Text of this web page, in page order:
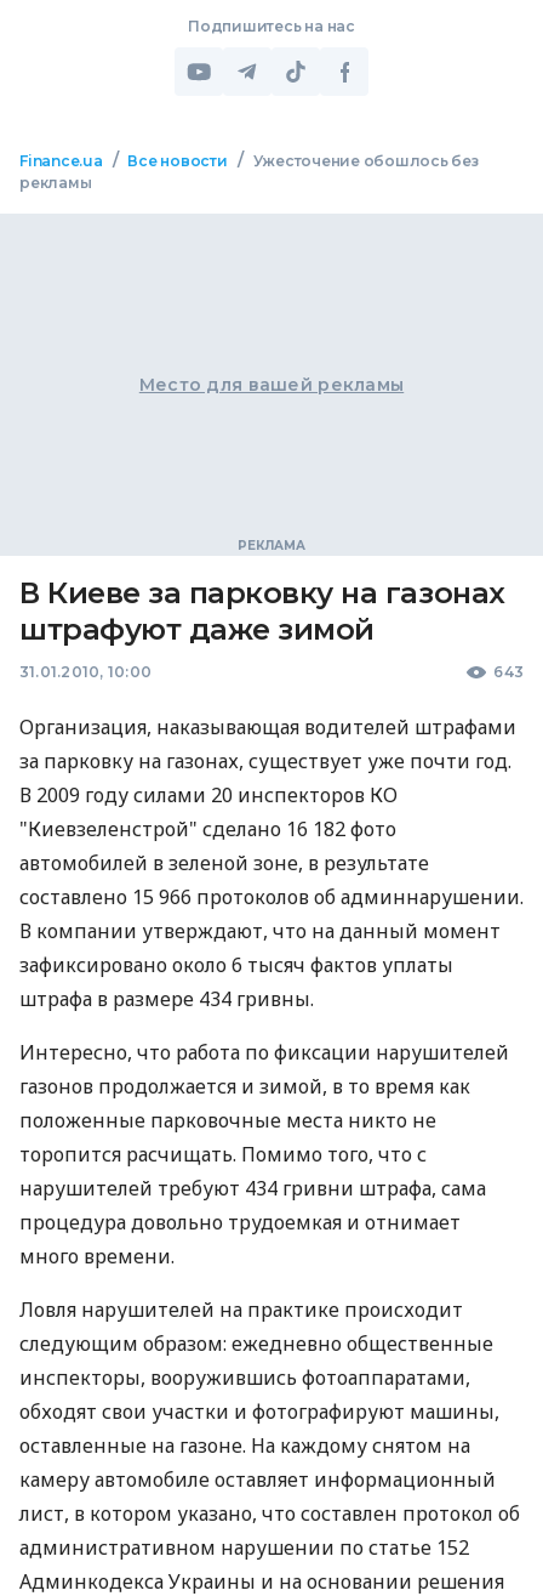
Подпишитесь на нас
Finance.ua / Все новости / Ужесточение обошлось без
рекламы
Место для вашей рекламы
В Киеве за парковку на газонах
штрафуют даже зимой
31.01.2010, 10:00 643
Организация, наказывающая водителей штрафами
за парковку на газонах, существует уже почти год.
В 2009 году силами 20 инспекторов КО
"Киевзеленстрой" сделано 16 182 фото
автомобилей в зеленой зоне, в результате
составлено 15 966 протоколов об админнарушении.
В компании утверждают, что на данный момент
зафиксировано около 6 тысяч фактов уплаты
штрафа в размере 434 гривны.
Интересно, что работа по фиксации нарушителей
газонов продолжается и зимой, в то время как
положенные парковочные места никто не
торопится расчищать. Помимо того, что с
нарушителей требуют 434 гривни штрафа, сама
процедура довольно трудоемкая и отнимает
много времени.
Ловля нарушителей на практике происходит
следующим образом: ежедневно общественные
инспекторы, вооружившись фотоаппаратами,
обходят свои участки и фотографируют машины,
оставленные на газоне. На каждому снятом на
камеру автомобиле оставляет информационный
лист, в котором указано, что составлен протокол об
административном нарушении по статье 152
Админкодекса Украины и на основании решения